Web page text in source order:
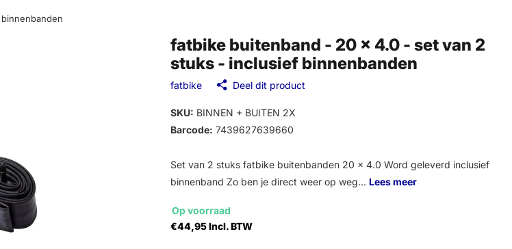
fatbike buitenband - 20 x 4.0 - set van 2
stuks - inclusief binnenbanden
fatbike Deel dit product
SKU: BINNEN + BUITEN 2X
Barcode: 7439627639660
Set van 2 stuks fatbike buitenbanden 20 x 4.0 Word geleverd inclusief
binnenband Zo ben je direct weer op weg... Lees meer
Op voorraad
€44,95 Incl. BTW